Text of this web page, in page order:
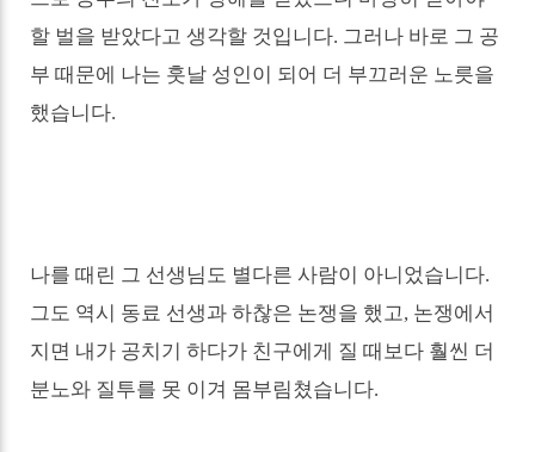
할 벌을 받았다고 생각할 것입니다. 그러나 바로 그 공
부 때문에 나는 훗날 성인이 되어 더 부끄러운 노릇을
했습니다.
나를 때린 그 선생님도 별다른 사람이 아니었습니다.
그도 역시 동료 선생과 하찮은 논쟁을 했고, 논쟁에서
지면 내가 공치기 하다가 친구에게 질 때보다 훨씬 더
분노와 질투를 못 이겨 몸부림쳤습니다.